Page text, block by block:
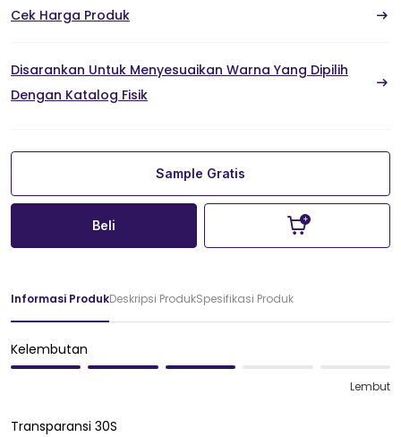
Cek Harga Produk
Disarankan Untuk Menyesuaikan Warna Yang Dipilih
Dengan Katalog Fisik
Sample Gratis
Beli
Informasi ProdukDeskripsi ProdukSpesifikasi Produk
Kelembutan
Lembut
Transparansi 30S